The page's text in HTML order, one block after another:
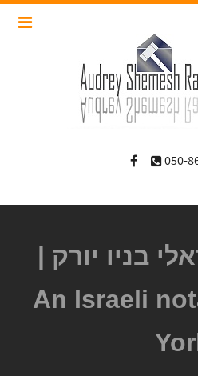
050-
בניו יורק |
An Israeli